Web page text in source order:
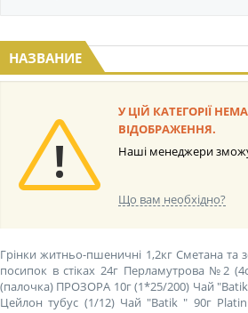
НАЗВАНИЕ
У ЦІЙ КАТЕГОРІЇ
ВІДОБРАЖЕННЯ.
Наші менеджери
Що вам необхідно?
Грінки житньо-пшеничні 1,2кг Сметана та
посипок в стіках 24г Перламутрова №2
(палочка) ПРОЗОРА 10г (1*25/200) Чай
Цейлон тубус (1/12) Чай "Batik " 90г